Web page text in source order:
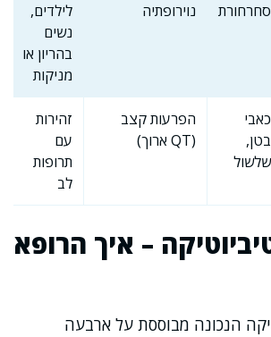
סחרחורת
נוירופתיה
לילדים,
נשים
בהריון או
מניקות
כאבי
בטן,
שלשול
הפרעות קצב
(QT ארוך)
זהירות
עם
תרופות
לב
– איך הרופא
הנכונה מבוססת על ארבעה